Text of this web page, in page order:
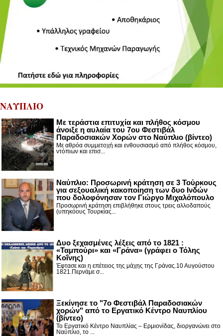
ΝΑΥΠΛΙΟ
Με τεράστια επιτυχία και πλήθος κόσμου
άνοιξε η αυλαία του 7ου Φεστιβάλ
Παραδοσιακών Χορών στο Ναύπλιο (βίντεο)
Με αθρόα συμμετοχή και ενθουσιασμό από πλήθος κόσμου,
ντόπιων και επισ...
Ναύπλιο: Προσωρινή κράτηση σε 3 Τούρκους
για σεξουαλική κακοποίηση των δυο Ινδών
που δολοφόνησαν τον Γιώργο Μιχαλόπουλο
Προσωρινή κράτηση επιβλήθηκε στους τρεις αλλοδαπούς
(υπηκόους Τουρκίας...
Δυο ξεχασμένες λέξεις από το 1821 :
«Ταμπούρι» και «Γράνα» (γράφει ο Τόλης
Κοΐνης)
Έφτασε και η επέτειος της μάχης της Γράνας.10 Αυγούστου
1821.Περνάμε σ...
Ξεκίνησε το "7ο Φεστιβάλ Παραδοσιακών
χορών" από το Εργατικό Κέντρο Ναυπλίου
(βίντεο)
Το Εργατικό Κέντρο Ναυπλίας – Ερμιονίδας, διοργανώνει στο
Ναύπλιο, το ...